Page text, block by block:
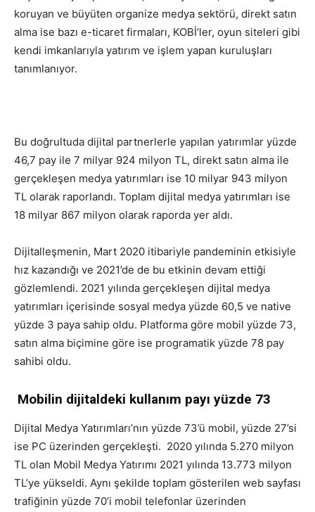
koruyan ve büyüten organize medya sektörü, direkt satın
alma ise bazı e-ticaret firmaları, KOBİ’ler, oyun siteleri gibi
kendi imkanlarıyla yatırım ve işlem yapan kuruluşları
tanımlanıyor.
Bu doğrultuda dijital partnerlerle yapılan yatırımlar yüzde
46,7 pay ile 7 milyar 924 milyon TL, direkt satın alma ile
gerçekleşen medya yatırımları ise 10 milyar 943 milyon
TL olarak raporlandı. Toplam dijital medya yatırımları ise
18 milyar 867 milyon olarak raporda yer aldı.
Dijitalleşmenin, Mart 2020 itibariyle pandeminin etkisiyle
hız kazandığı ve 2021’de de bu etkinin devam ettiği
gözlemlendi. 2021 yılında gerçekleşen dijital medya
yatırımları içerisinde sosyal medya yüzde 60,5 ve native
yüzde 3 paya sahip oldu. Platforma göre mobil yüzde 73,
satın alma biçimine göre ise programatik yüzde 78 pay
sahibi oldu.
Mobilin dijitaldeki kullanım payı yüzde 73
Dijital Medya Yatırımları’nın yüzde 73’ü mobil, yüzde 27’si
ise PC üzerinden gerçekleşti. 2020 yılında 5.270 milyon
TL olan Mobil Medya Yatırımı 2021 yılında 13.773 milyon
TL’ye yükseldi. Aynı şekilde toplam gösterilen web sayfası
trafiğinin yüzde 70’i mobil telefonlar üzerinden